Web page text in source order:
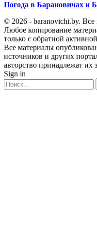
Погода в Барановичах и
© 2026 - baranovichi.by.
Любое копирование
только с обратной
Все материалы
источников и других
авторство принадлежат их
Sign in